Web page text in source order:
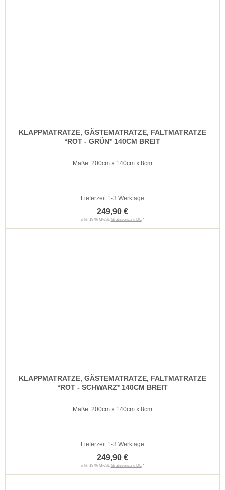
KLAPPMATRATZE, GÄSTEMATRATZE, FALTMATRATZE
*ROT - GRÜN* 140CM BREIT
Maße: 200cm x 140cm x 8cm
Lieferzeit:1-3 Werktage
249,90 €
inkl. 19 % MwSt. Gratisversand DE*
KLAPPMATRATZE, GÄSTEMATRATZE, FALTMATRATZE
*ROT - SCHWARZ* 140CM BREIT
Maße: 200cm x 140cm x 8cm
Lieferzeit:1-3 Werktage
249,90 €
inkl. 19 % MwSt. Gratisversand DE*